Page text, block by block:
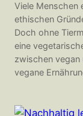
Viele Menschen
ethischen
Doch ohne
eine
zwischen vegan
vegane